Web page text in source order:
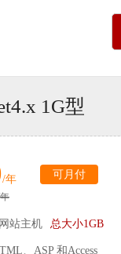
1G型
/年 可月付
站主机 总大小1GB
、ASP 和Access